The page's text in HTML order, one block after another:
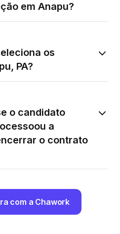
em Anapu?
os
PA?
o candidato
a
o contrato
com a Chawork